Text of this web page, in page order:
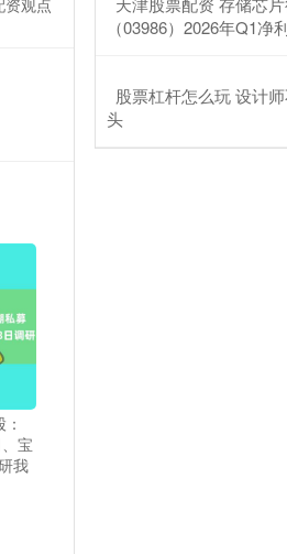
观点
宝
我
（03986）2026年Q1净
股票杠杆怎么玩 设计
头